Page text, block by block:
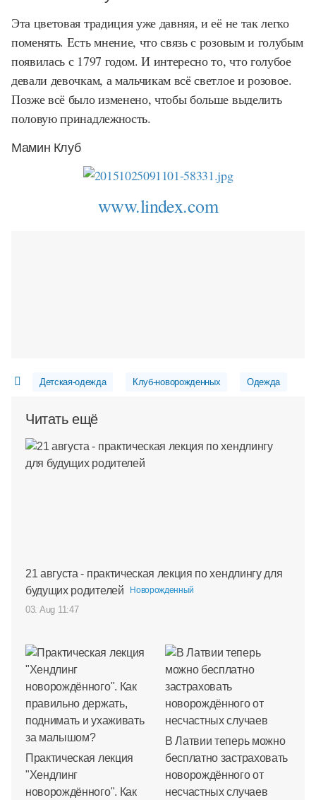
Эта цветовая традиция уже давняя, и её не так легко
поменять. Есть мнение, что связь с розовым и голубым
появилась с 1797 годом. И интересно то, что голубое
девали девочкам, а мальчикам всё светлое и розовое.
Позже всё было изменено, чтобы больше выделить
половую принадлежность.
Мамин Клуб
www.lindex.com
Детская-одежда Клуб-новорожденных Одежда
Читать ещё
21 августа - практическая лекция по хендлингу для
будущих родителей
Новорожденный
03. Aug 11:47
Практическая лекция
"Хендлинг
новорождённого". Как
В Латвии теперь можно
бесплатно застраховать
новорождённого от
несчастных случаев